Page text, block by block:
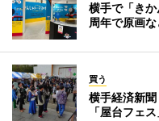
横手で「き
周年で原画
買う
横手経済新
「屋台フェス